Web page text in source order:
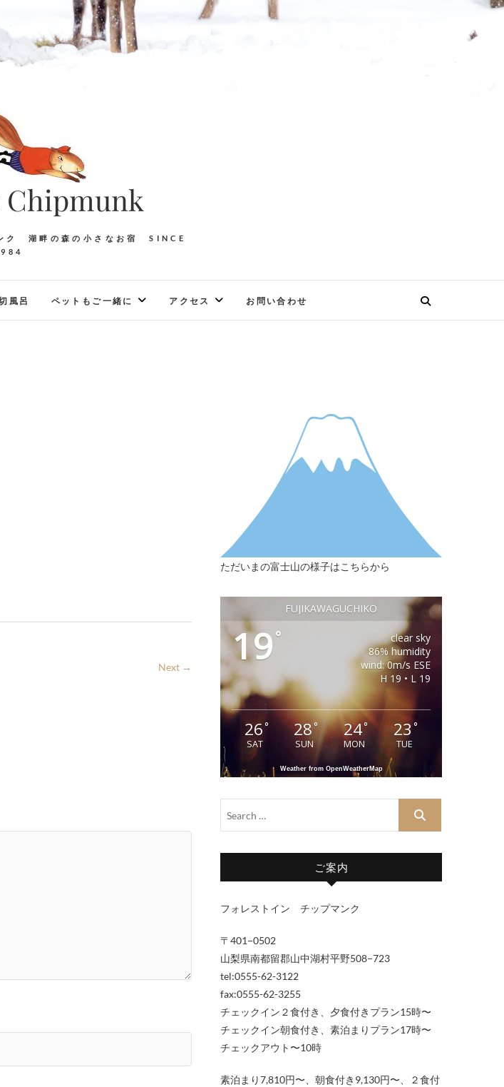
Chipmunk
ク 湖畔の森の小さなお宿 SINCE
風呂 ペットもご一緒に アクセス お問い合わせ
Next →
ただいまの富士山の様子はこちらから
FUJIKAWAGUCHIKO
19°
clear sky
86% humidity
wind: 0m/s ESE
H 19 • L 19
26°
SAT
28°
SUN
24°
MON
23°
TUE
Weather from OpenWeatherMap
ご案内
フォレストイン チップマンク
〒401−0502
山梨県南都留郡山中湖村平野508−723
tel:0555-62-3122
fax:0555-62-3255
チェックイン２食付き、夕食付きプラン15時〜
チェックイン朝食付き、素泊まりプラン17時〜
チェックアウト〜10時
素泊まり7,810円〜、朝食付き9,130円〜、２食付